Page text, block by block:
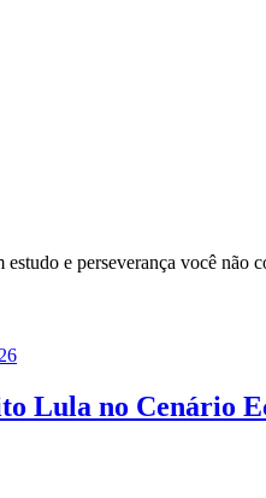
e perseverança você não
Lula no Cenário